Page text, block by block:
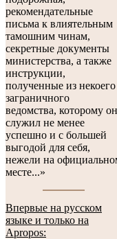
рекомендательные
письма к влиятельным
тамошним чинам,
секретные документы
министерства, а также
инструкции,
полученные из некоего
заграничного
ведомства, которому он
служил не менее
успешно и с большей
выгодой для себя,
нежели на
месте...»
Впервые на русском
языке и только на
Apropos: